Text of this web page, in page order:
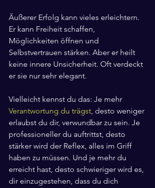
Äußerer Erfolg kann vieles erleichtern.
Er kann Freiheit schaffen,
Möglichkeiten öffnen und
Selbstvertrauen stärken. Aber er heilt
keine innere Unsicherheit. Oft verdeckt
er sie nur sehr elegant.
Vielleicht kennst du das: Je mehr
Verantwortung du trägst, desto weniger
erlaubst du dir, verwundbar zu sein. Je
professioneller du auftrittst, desto
stärker wird der Reflex, alles im Griff
haben zu müssen. Und je mehr du
erreicht hast, desto schwieriger wird es,
dir einzugestehen, dass du dich